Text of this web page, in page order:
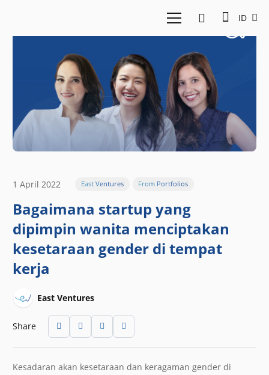
ID
1 April 2022 East Ventures From Portfolios
Bagaimana startup yang
dipimpin wanita menciptakan
kesetaraan gender di tempat
kerja
East Ventures
Share
Kesadaran akan kesetaraan dan keragaman gender di